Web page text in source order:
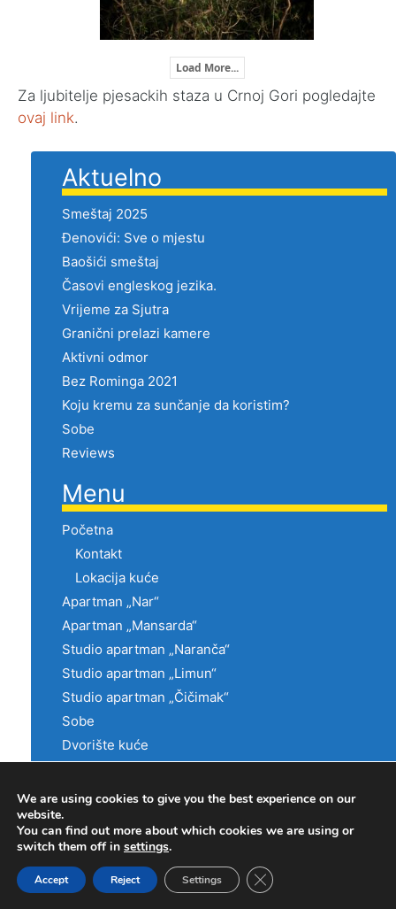
Load More...
Za ljubitelje pjesackih staza u Crnoj Gori pogledajte
ovaj link.
Aktuelno
Smeštaj 2025
Đenovići: Sve o mjestu
Baošići smeštaj
Časovi engleskog jezika.
Vrijeme za Sjutra
Granični prelazi kamere
Aktivni odmor
Bez Rominga 2021
Koju kremu za sunčanje da koristim?
Sobe
Reviews
Menu
Početna
Kontakt
Lokacija kuće
Apartman „Nar“
Apartman „Mansarda“
Studio apartman „Naranča“
Studio apartman „Limun“
Studio apartman „Čičimak“
Sobe
Dvorište kuće
Foto galerija smjestaja
Prevoz sa/do aerodroma
Kako doći do nas
Kulturna desvanja
Utisci
We are using cookies to give you the best experience on our
website.
You can find out more about which cookies we are using or
switch them off in settings.
Accept Reject Settings Close GDPR Cookie